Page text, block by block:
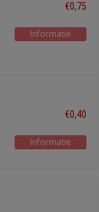
€0,75
Informatie
€0,40
Informatie